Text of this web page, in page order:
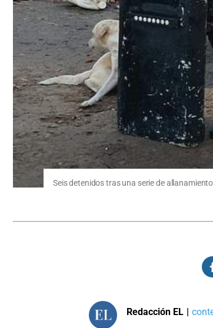
Seis detenidos tras una serie de
Redacción EL |